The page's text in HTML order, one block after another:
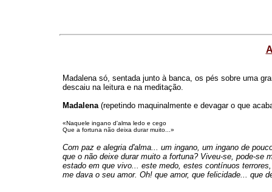
Madalena só, sentada junto à banca, os pés sobre uma
descaiu na leitura e na meditação.
Madalena(repetindo maquinalmente e devagar o que
«Naquele ingano d'alma ledo e cego
Que a fortuna não deixa durar muito...»
Com paz e alegria d'alma... um ingano, um ingano de
que o não deixe durar muito a fortuna? Viveu-se, pode-se
estado em que vivo... este medo, estes contínuos
me dava o seu amor. Oh! que amor, que felicidade... que